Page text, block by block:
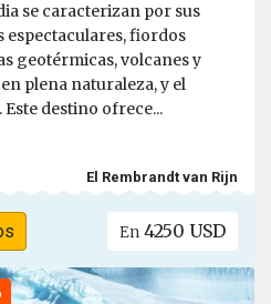
se caracterizan por sus
espectaculares, fiordos
geotérmicas, volcanes y
plena naturaleza, y el
destino ofrece...
El Rembrandt van Rijn
En 4250 USD